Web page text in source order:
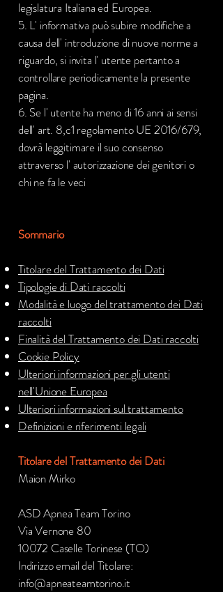
legislatura Italiana ed Europea.
5. L' informativa può subire modifiche a
causa dell' introduzione di nuove norme a
riguardo, si invita l' utente pertanto a
controllare periodicamente la presente
pagina.
6. Se l' utente ha meno di 16 anni ai sensi
dell' art. 8,c1 regolamento UE 2016/679,
dovrà leggitimare il suo consenso
attraverso l' autorizzazione dei genitori o
chi ne fa le veci
Sommario
Titolare del Trattamento dei Dati
Tipologie di Dati raccolti
Modalità e luogo del trattamento dei Dati
raccolti
Finalità del Trattamento dei Dati raccolti
Cookie Policy
Ulteriori informazioni per gli utenti
nell'Unione Europea
Ulteriori informazioni sul trattamento
Definizioni e riferimenti legali
Titolare del Trattamento dei Dati
Maion Mirko
ASD Apnea Team Torino
Via Vernone 80
10072 Caselle Torinese (TO)
Indirizzo email del Titolare:
info@apneateamtorino.it